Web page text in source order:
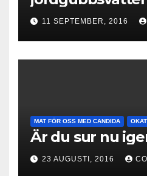
11 SEPTEMBER, 2016
MAT FÖR OSS MED CANDIDA
Är du sur nu
23 AUGUSTI, 2016